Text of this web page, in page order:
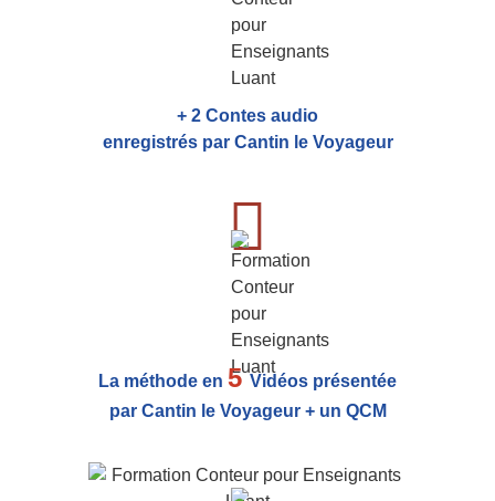
+ 2 Contes audio
enregistrés par Cantin le Voyageur
La méthode en 5Vidéos présentée
par Cantin le Voyageur + un QCM